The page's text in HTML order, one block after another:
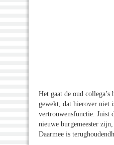
Het gaat de oud
gewekt, dat hierover niet
vertrouwensfunctie. Juist
nieuwe burgemeester
Daarmee is